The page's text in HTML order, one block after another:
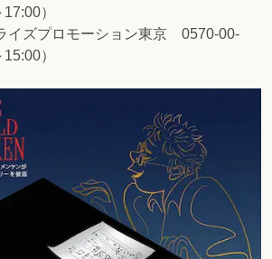
）
イズプロモーション東京 0570-00-
）